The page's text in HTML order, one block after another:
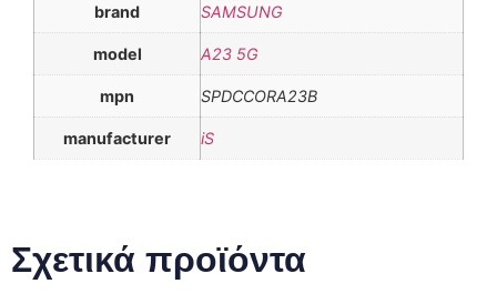
brand SAMSUNG
model A23 5G
mpn SPDCCORA23B
manufacturer iS
Σχετικά προϊόντα